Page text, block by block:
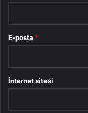
E-posta *
İnternet sitesi